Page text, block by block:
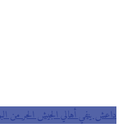
داعش ينفي أهالي الجيش الحر من